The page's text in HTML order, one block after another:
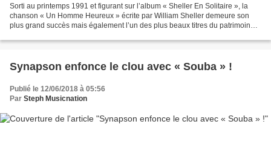
Sorti au printemps 1991 et figurant sur l’album « Sheller En Solitaire », la
chanson « Un Homme Heureux » écrite par William Sheller demeure son
plus grand succès mais également l’un des plus beaux titres du patrimoine
Synapson enfonce le clou avec « Souba » !
Publié le 12/06/2018 à 05:56
Par Steph Musicnation